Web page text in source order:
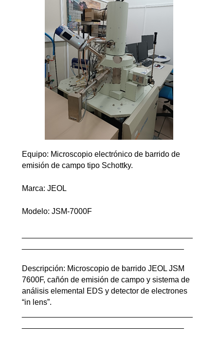
Equipo: Microscopio electrónico de barrido de
emisión de campo tipo Schottky.
Marca: JEOL
Modelo: JSM-7000F
Descripción: Microscopio de barrido JEOL JSM
7600F, cañón de emisión de campo y sistema de
análisis elemental EDS y detector de electrones
“in lens”.